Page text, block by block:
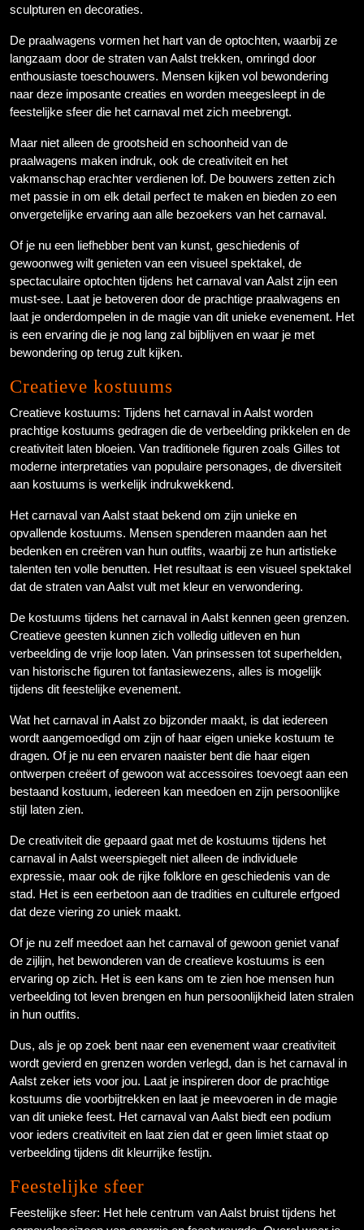
sculpturen en decoraties.
De praalwagens vormen het hart van de optochten, waarbij ze
langzaam door de straten van Aalst trekken, omringd door
enthousiaste toeschouwers. Mensen kijken vol bewondering
naar deze imposante creaties en worden meegesleept in de
feestelijke sfeer die het carnaval met zich meebrengt.
Maar niet alleen de grootsheid en schoonheid van de
praalwagens maken indruk, ook de creativiteit en het
vakmanschap erachter verdienen lof. De bouwers zetten zich
met passie in om elk detail perfect te maken en bieden zo een
onvergetelijke ervaring aan alle bezoekers van het carnaval.
Of je nu een liefhebber bent van kunst, geschiedenis of
gewoonweg wilt genieten van een visueel spektakel, de
spectaculaire optochten tijdens het carnaval van Aalst zijn een
must-see. Laat je betoveren door de prachtige praalwagens en
laat je onderdompelen in de magie van dit unieke evenement. Het
is een ervaring die je nog lang zal bijblijven en waar je met
bewondering op terug zult kijken.
Creatieve kostuums
Creatieve kostuums: Tijdens het carnaval in Aalst worden
prachtige kostuums gedragen die de verbeelding prikkelen en de
creativiteit laten bloeien. Van traditionele figuren zoals Gilles tot
moderne interpretaties van populaire personages, de diversiteit
aan kostuums is werkelijk indrukwekkend.
Het carnaval van Aalst staat bekend om zijn unieke en
opvallende kostuums. Mensen spenderen maanden aan het
bedenken en creëren van hun outfits, waarbij ze hun artistieke
talenten ten volle benutten. Het resultaat is een visueel spektakel
dat de straten van Aalst vult met kleur en verwondering.
De kostuums tijdens het carnaval in Aalst kennen geen grenzen.
Creatieve geesten kunnen zich volledig uitleven en hun
verbeelding de vrije loop laten. Van prinsessen tot superhelden,
van historische figuren tot fantasiewezens, alles is mogelijk
tijdens dit feestelijke evenement.
Wat het carnaval in Aalst zo bijzonder maakt, is dat iedereen
wordt aangemoedigd om zijn of haar eigen unieke kostuum te
dragen. Of je nu een ervaren naaister bent die haar eigen
ontwerpen creëert of gewoon wat accessoires toevoegt aan een
bestaand kostuum, iedereen kan meedoen en zijn persoonlijke
stijl laten zien.
De creativiteit die gepaard gaat met de kostuums tijdens het
carnaval in Aalst weerspiegelt niet alleen de individuele
expressie, maar ook de rijke folklore en geschiedenis van de
stad. Het is een eerbetoon aan de tradities en culturele erfgoed
dat deze viering zo uniek maakt.
Of je nu zelf meedoet aan het carnaval of gewoon geniet vanaf
de zijlijn, het bewonderen van de creatieve kostuums is een
ervaring op zich. Het is een kans om te zien hoe mensen hun
verbeelding tot leven brengen en hun persoonlijkheid laten stralen
in hun outfits.
Dus, als je op zoek bent naar een evenement waar creativiteit
wordt gevierd en grenzen worden verlegd, dan is het carnaval in
Aalst zeker iets voor jou. Laat je inspireren door de prachtige
kostuums die voorbijtrekken en laat je meevoeren in de magie
van dit unieke feest. Het carnaval van Aalst biedt een podium
voor ieders creativiteit en laat zien dat er geen limiet staat op
verbeelding tijdens dit kleurrijke festijn.
Feestelijke sfeer
Feestelijke sfeer: Het hele centrum van Aalst bruist tijdens het